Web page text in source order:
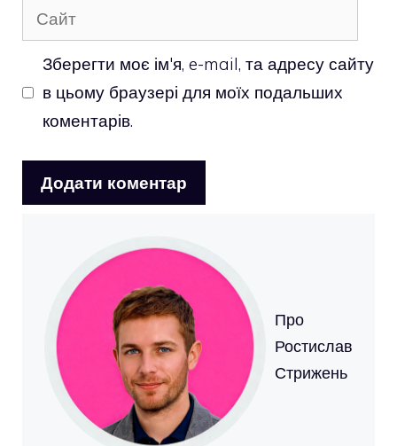
Сайт
Зберегти моє ім'я, e-mail, та адресу сайту
в цьому браузері для моїх подальших
коментарів.
Про
Ростислав
Стрижень